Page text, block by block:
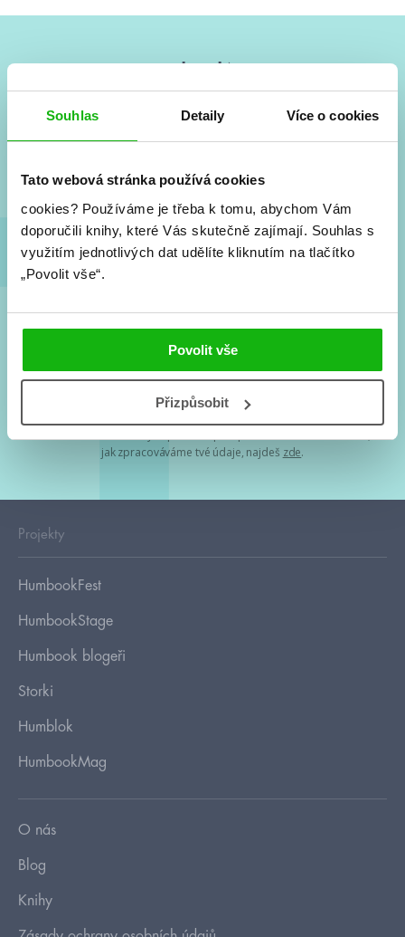
Souhlas Detaily Více o cookies
Tato webová stránka používá cookies
cookies? Používáme je třeba k tomu, abychom Vám
doporučili knihy, které Vás skutečně zajímají. Souhlas s
využitím jednotlivých dat udělíte kliknutím na tlačítko
„Povolit vše“.
Povolit vše
Přizpůsobit
Vše kolem #youngadult každý měsíc rovnou do mailu!
a seriálové adaptace a další.
Souhlasím spodmínkami zpracování osobních údajů
Tvá e-mailová adresa je u nás v bezpečí. Přečti si
jak zpracováváme tvé údaje, najdeš zde.
Projekty
HumbookFest
HumbookStage
Humbook blogeři
Storki
Humblok
HumbookMag
O nás
Blog
Knihy